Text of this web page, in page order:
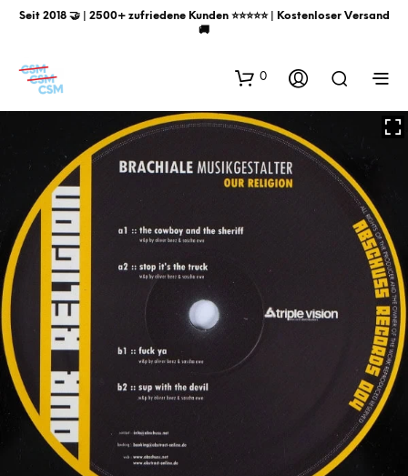
Seit 2018 🤝 | 2500+ zufriedene Kunden ⭐️⭐️⭐️⭐️⭐️ | Kostenloser Versand
🚚
0